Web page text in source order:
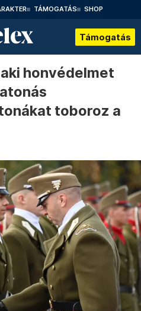
TÁMOGATÁS SHOP
Támogatás
honvédelmet
toboroz a